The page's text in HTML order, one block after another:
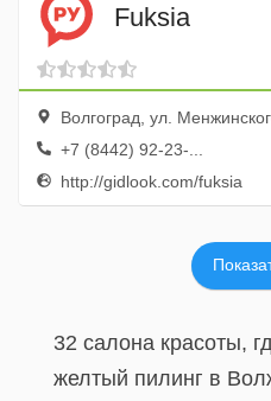
Fuksia
Волгоград, ул.
+7 (8442) 92-23-...
http://gidlook.com/fuksia
32 салона красоты,
желтый пилинг в